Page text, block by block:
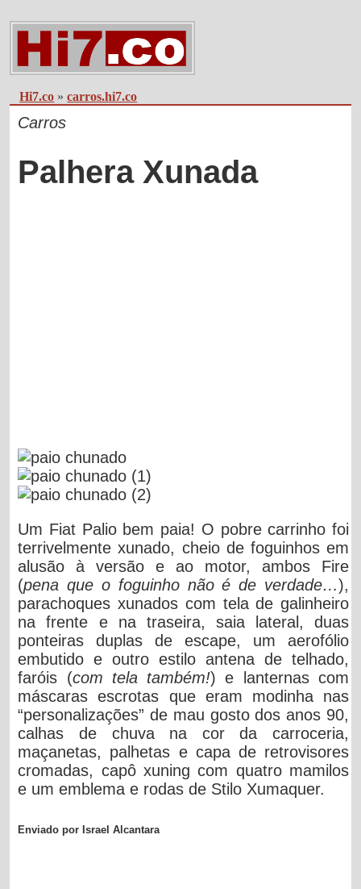
Hi7.co »carros.hi7.co
Carros
Palhera Xunada
Um Fiat Palio bem paia! O pobre carrinho foi
terrivelmente xunado, cheio de foguinhos em
alusão à versão e ao motor, ambos Fire
(pena que o foguinho não é de verdade…),
parachoques xunados com tela de galinheiro
na frente e na traseira, saia lateral, duas
ponteiras duplas de escape, um aerofólio
embutido e outro estilo antena de telhado,
faróis (com tela também!) e lanternas com
máscaras escrotas que eram modinha nas
“personalizações” de mau gosto dos anos 90,
calhas de chuva na cor da carroceria,
maçanetas, palhetas e capa de retrovisores
cromadas, capô xuning com quatro mamilos
e um emblema e rodas de Stilo Xumaquer.
Enviado por Israel Alcantara